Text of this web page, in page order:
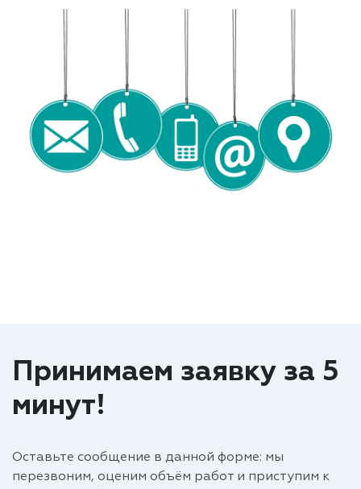
Принимаем заявку за 5
минут!
Оставьте сообщение в данной форме: мы
перезвоним, оценим объём работ и приступим к